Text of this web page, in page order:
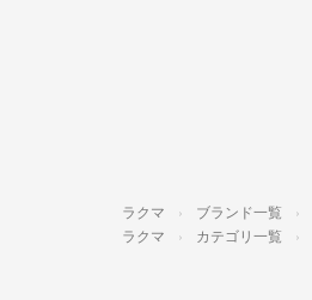
ラクマ ブランド一覧
ラクマ カテゴリ一覧